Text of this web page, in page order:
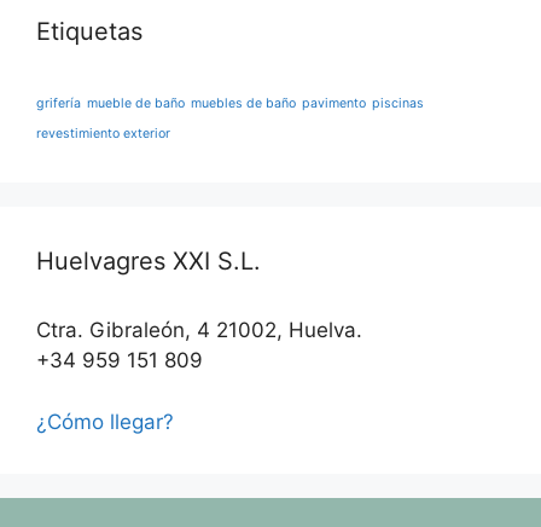
Etiquetas
grifería mueble de baño muebles de baño pavimento piscinas
revestimiento exterior
Huelvagres XXI S.L.
Ctra. Gibraleón, 4 21002, Huelva.
+34 959 151 809
¿Cómo llegar?